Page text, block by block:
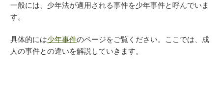
一般には、少年法が適用される事件を少年事件と呼んでいま
す。
具体的には少年事件のページをご覧ください。ここでは、成
人の事件との違いを解説していきます。